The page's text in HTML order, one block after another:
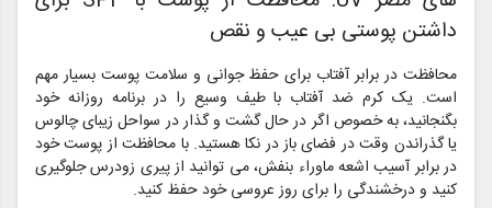
داشتن پوستی بی عیب و نقص
محافظت در برابر آفتاب برای حفظ جوانی و سلامت پوست بسیار مهم
است. یک کرم ضد آفتاب با طیف وسیع را در برنامه روزانه خود
بگنجانید، به خصوص اگر در حال گشت و گذار در سواحل زیبای چالوس
یا گذراندن وقت در فضای باز در نکا هستید. با محافظت از پوست خود
در برابر آسیب اشعه ماوراء بنفش، می توانید از پیری زودرس جلوگیری
کنید و درخشندگی را برای روز عروسی خود حفظ کنید.